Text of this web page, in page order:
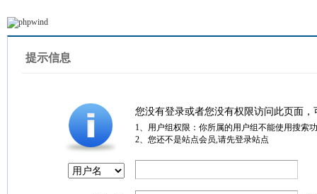
提示信息
您没有登录或者您没有权限访问此页面
1、用户组权限：你所属的用户组不能使用搜索
2、您还不是站点会员,请先登录站点